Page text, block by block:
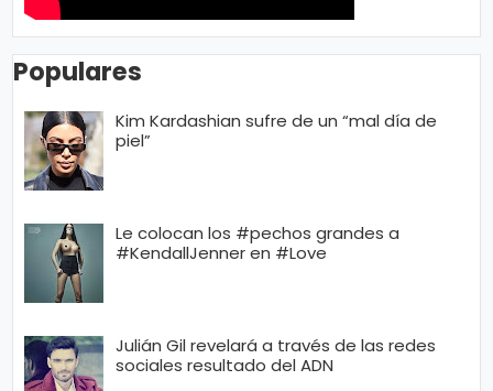
Populares
Kim Kardashian sufre de un “mal día de
piel”
Le colocan los #pechos grandes a
#KendallJenner en #Love
Julián Gil revelará a través de las redes
sociales resultado del ADN